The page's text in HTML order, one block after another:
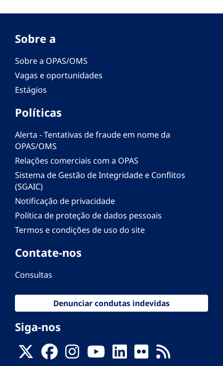
Sobre a
Sobre a OPAS/OMS
Vagas e oportunidades
Estágios
Políticas
Alerta - Tentativas de fraude em nome da
OPAS/OMS
Relações comerciais com a OPAS
Sistema de Gestão de Integridade e Conflitos
(SGAIC)
Notificação de privacidade
Política de proteção de dados pessoais
Termos e condições de uso do site
Contate-nos
Consultas
Denunciar condutas indevidas
Siga-nos